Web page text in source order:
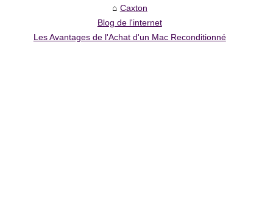
Caxton
Blog de l'internet
Les Avantages de l'Achat d'un Mac Reconditionné